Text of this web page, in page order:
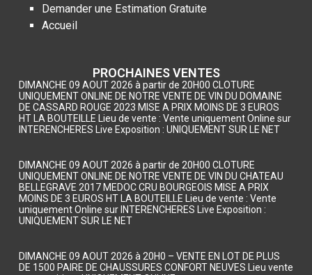
Demander une Estimation Gratuite
Accueil
PROCHAINES VENTES
DIMANCHE 09 AOUT 2026 à partir de 20H00 CLOTURE
UNIQUEMENT ONLINE DE NOTRE VENTE DE VIN DU DOMAINE
DE CASSARD ROUGE 2023 MISE A PRIX MOINS DE 3 EUROS
HT LA BOUTEILLE Lieu de vente : Vente uniquement Online sur
INTERENCHERES Live Exposition : UNIQUEMENT SUR LE NET
DIMANCHE 09 AOUT 2026 à partir de 20H00 CLOTURE
UNIQUEMENT ONLINE DE NOTRE VENTE DE VIN DU CHATEAU
BELLEGRAVE 2017 MEDOC CRU BOURGEOIS MISE A PRIX
MOINS DE 3 EUROS HT LA BOUTEILLE Lieu de vente : Vente
uniquement Online sur INTERENCHERES Live Exposition :
UNIQUEMENT SUR LE NET
DIMANCHE 09 AOUT 2026 à 20H0 – VENTE EN LOT DE PLUS
DE 1500 PAIRE DE CHAUSSURES CONFORT NEUVES Lieu vente